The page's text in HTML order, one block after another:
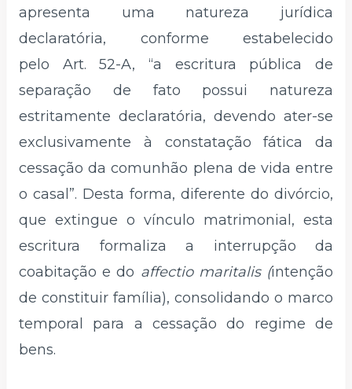
apresenta uma natureza jurídica
declaratória, conforme estabelecido
pelo Art. 52-A, “a escritura pública de
separação de fato possui natureza
estritamente declaratória, devendo ater-se
exclusivamente à constatação fática da
cessação da comunhão plena de vida entre
o casal”. Desta forma, diferente do divórcio,
que extingue o vínculo matrimonial, esta
escritura formaliza a interrupção da
coabitação e do affectio maritalis (intenção
de constituir família), consolidando o marco
temporal para a cessação do regime de
bens.